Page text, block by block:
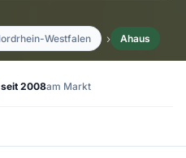
Westfalen Ahaus
seit 2008am Markt